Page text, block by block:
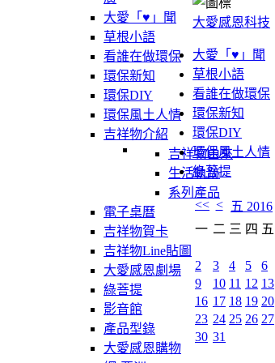
大愛「♥」聞
草根小語
看誰在做環保
環保新知
環保DIY
環保風土人情
吉祥物介紹
吉祥物由來
生活軌跡
系列產品
電子桌曆
吉祥物賀卡
吉祥物Line貼圖
大愛感恩劇場
綠菩提
影音館
產品型錄
大愛感恩購物
大愛感恩科技
大愛「♥」聞
草根小語
看誰在做環保
環保新知
環保DIY
環保風土人情
綠菩提
<< < 五 2016
一 二 三 四 五
2
3 4 5 6
9
10 11 12 13
16 17 18 19 20
23 24 25 26 27
30 31